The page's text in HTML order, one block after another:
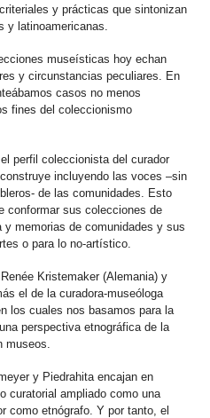
y prácticas que sintonizan
y latinoamericanas.
museísticas hoy echan
y circunstancias peculiares. En
casos no menos
fines del coleccionismo
perfil coleccionista del curador
incluyendo las voces –sin
de las comunidades. Esto
conformar sus colecciones de
memorias de comunidades y sus
o para lo no-artístico.
Kristemaker (Alemania) y
el de la curadora-museóloga
los cuales nos basamos para la
perspectiva etnográfica de la
y Piedrahita encajan en
curatorial ampliado como una
como etnógrafo. Y por tanto, el